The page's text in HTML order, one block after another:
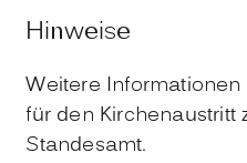
Hinweise
Weitere
für den Kirchenaustritt
Standesamt.